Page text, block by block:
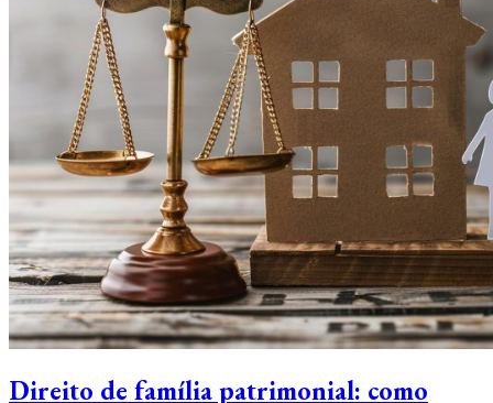
Direito de família patrimonial: como